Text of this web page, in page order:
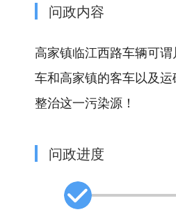
问政内容
高家镇临江西路车辆可
车和高家镇的客车以及
整治这一污染源！
问政进度